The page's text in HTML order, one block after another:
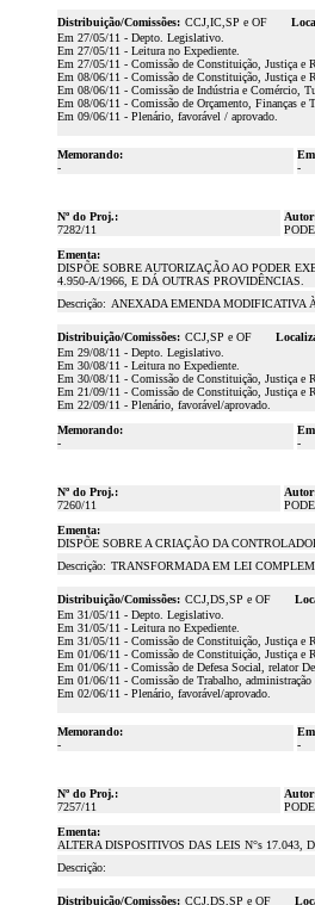
Distribuição/Comissões: CCJ,IC,SP e OF
Em 27/05/11 - Depto. Legislativo.
Em 27/05/11 - Leitura no Expediente.
Em 27/05/11 - Comissão de Constituição, Justiça e
Em 08/06/11 - Comissão de Constituição, Justiça e
Em 08/06/11 - Comissão de Indústria e Comércio,
Em 08/06/11 - Comissão de Orçamento, Finanças e
Em 09/06/11 - Plenário, favorável / aprovado.
Memorando:
-
-
Nº do Proj.:
7282/11
Ementa:
DISPÕE SOBRE AUTORIZAÇÃO AO PODER
4.950-A/1966, E DÁ OUTRAS PROVIDÊNCIAS.
Descrição: ANEXADA EMENDA MODIFICATIVA
Distribuição/Comissões: CCJ,SP e OF
Em 29/08/11 - Depto. Legislativo.
Em 30/08/11 - Leitura no Expediente.
Em 30/08/11 - Comissão de Constituição, Justiça e
Em 21/09/11 - Comissão de Constituição, Justiça e
Em 22/09/11 - Plenário, favorável/aprovado.
Memorando:
-
-
Nº do Proj.:
7260/11
Ementa:
DISPÕE SOBRE A CRIAÇÃO DA
Descrição: TRANSFORMADA EM LEI
Distribuição/Comissões: CCJ,DS,SP e OF
Em 31/05/11 - Depto. Legislativo.
Em 31/05/11 - Leitura no Expediente.
Em 31/05/11 - Comissão de Constituição, Justiça e
Em 01/06/11 - Comissão de Constituição, Justiça e
Em 01/06/11 - Comissão de Defesa Social, relator
Em 01/06/11 - Comissão de Trabalho,
Em 02/06/11 - Plenário, favorável/aprovado.
Memorando:
-
-
Nº do Proj.:
7257/11
Ementa:
ALTERA DISPOSITIVOS DAS LEIS N°s 17.043,
Descrição:
Distribuição/Comissões: CCJ,DS,SP e OF